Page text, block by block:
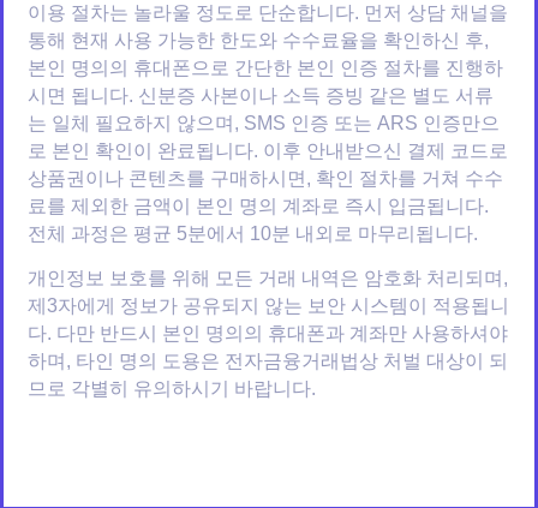
이용 절차는 놀라울 정도로 단순합니다. 먼저 상담 채널을
통해 현재 사용 가능한 한도와 수수료율을 확인하신 후,
본인 명의의 휴대폰으로 간단한 본인 인증 절차를 진행하
시면 됩니다. 신분증 사본이나 소득 증빙 같은 별도 서류
는 일체 필요하지 않으며, SMS 인증 또는 ARS 인증만으
로 본인 확인이 완료됩니다. 이후 안내받으신 결제 코드로
상품권이나 콘텐츠를 구매하시면, 확인 절차를 거쳐 수수
료를 제외한 금액이 본인 명의 계좌로 즉시 입금됩니다.
전체 과정은 평균 5분에서 10분 내외로 마무리됩니다.
개인정보 보호를 위해 모든 거래 내역은 암호화 처리되며,
제3자에게 정보가 공유되지 않는 보안 시스템이 적용됩니
다. 다만 반드시 본인 명의의 휴대폰과 계좌만 사용하셔야
하며, 타인 명의 도용은 전자금융거래법상 처벌 대상이 되
므로 각별히 유의하시기 바랍니다.